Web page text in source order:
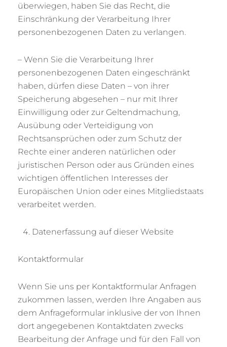
überwiegen, haben Sie das Recht, die
Einschränkung der Verarbeitung Ihrer
personenbezogenen Daten zu verlangen.
– Wenn Sie die Verarbeitung Ihrer
personenbezogenen Daten eingeschränkt
haben, dürfen diese Daten – von ihrer
Speicherung abgesehen – nur mit Ihrer
Einwilligung oder zur Geltendmachung,
Ausübung oder Verteidigung von
Rechtsansprüchen oder zum Schutz der
Rechte einer anderen natürlichen oder
juristischen Person oder aus Gründen eines
wichtigen öffentlichen Interesses der
Europäischen Union oder eines Mitgliedstaats
verarbeitet werden.
Datenerfassung auf dieser Website
Kontaktformular
Wenn Sie uns per Kontaktformular Anfragen
zukommen lassen, werden Ihre Angaben aus
dem Anfrageformular inklusive der von Ihnen
dort angegebenen Kontaktdaten zwecks
Bearbeitung der Anfrage und für den Fall von